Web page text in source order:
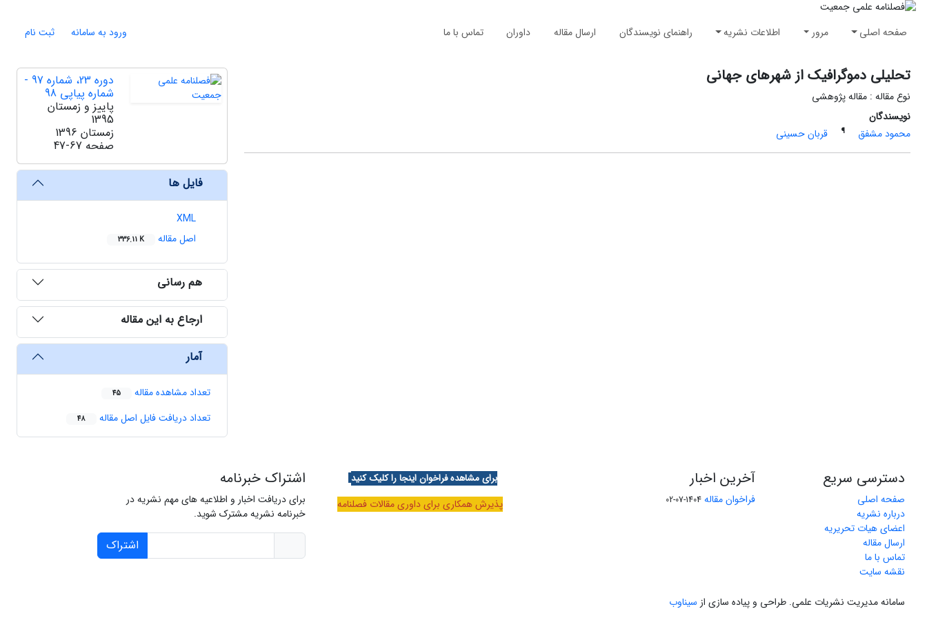
صفحه اصلی مرور اطلاعات نشریه راهنمای نویسندگان ارسال مقاله داوران تماس با ما ورود به سامانه ثبت نام
تحلیلی دموگرافیک از شهرهای جهانی
نوع مقاله : مقاله پژوهشی
نویسندگان
محمود مشفق
¶ قربان حسینی
دوره 23، شماره 97 -
شماره پیاپی 98
پاییز و زمستان
1395
زمستان 1396
صفحه 47-67
فایل ها
XML
اصل مقاله
336.11 K
هم رسانی
ارجاع به این مقاله
آمار
تعداد مشاهده مقاله 45
تعداد دریافت فایل اصل مقاله 48
دسترسی سریع
صفحه اصلی
درباره نشریه
اعضای هیات تحریریه
ارسال مقاله
تماس با ما
نقشه سایت
آخرین اخبار
فراخوان مقاله 1404-07-02
برای مشاهده فراخوان اینجا را کلیک کنید
پذیرش همکاری برای داوری مقالات فصلنامه
اشتراک خبرنامه
برای دریافت اخبار و اطلاعیه های مهم نشریه در
خبرنامه نشریه مشترک شوید.
اشتراک
سامانه مدیریت نشریات علمی. طراحی و پیاده سازی از سیناوب